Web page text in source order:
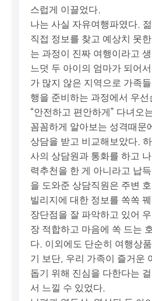
스럽게 이끌었다.
나는 사실 자유여행파였다.
직접 정보를 찾고 예상치 못
는 과정이 진짜 여행이라고
느덧 두 아이의 엄마가 되어
가 많지 않은 지역으로 가족
행을 준비하는 과정에서 우
“안전하고 편안하게” 다녀오
꼼꼼하게 알아보는 성격때문
상담을 받고 비교해보았다.
사의 상담원과 통화를 하고
력추천을 한 게 아니라고 납
을 도와준 상담직원은 주변
빌리지에 대한 정보를 쏙쏙
장단점을 잘 파악하고 있어
장 적합하고 마음에 쏙 드는
다. 이외에도 단순히 여행상
기 보단, 우리 가족이 즐거운
돕기 위해 진심을 다한다는
서 느낄 수 있었다.